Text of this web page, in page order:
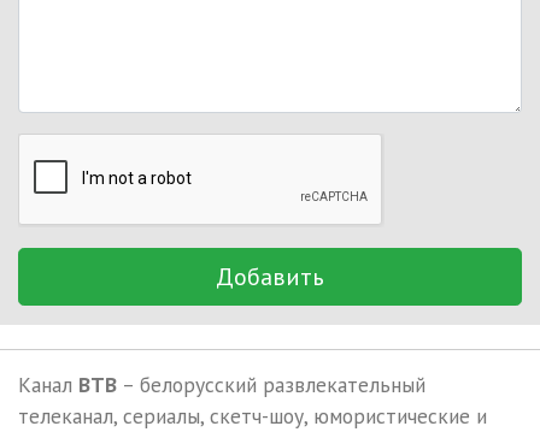
Добавить
Канал ВТВ – белорусский развлекательный
телеканал, сериалы, скетч-шоу, юмористические и